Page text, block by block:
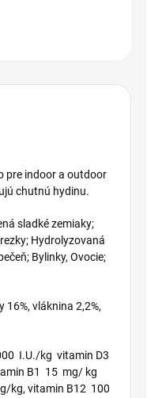
pre indoor a outdoor
chutnú hydinu.
sladké zemiaky;
Hydrolyzovaná
Bylinky, Ovocie;
16%, vláknina 2,2%,
I.U./kg vitamin D3
B1 15 mg/ kg
kg, vitamin B12 100